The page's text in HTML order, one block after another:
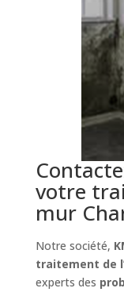
votre
mur
Notre société,
traitement de
experts des